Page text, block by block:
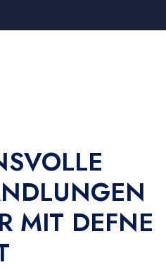
MIT DEFNE